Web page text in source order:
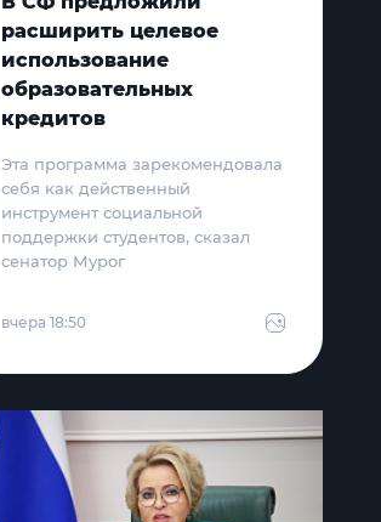
расширить целевое
использование
образовательных
кредитов
Эта программа зарекомендовала
себя как действенный
инструмент социальной
поддержки студентов, сказал
сенатор Мурог
вчера 18:50